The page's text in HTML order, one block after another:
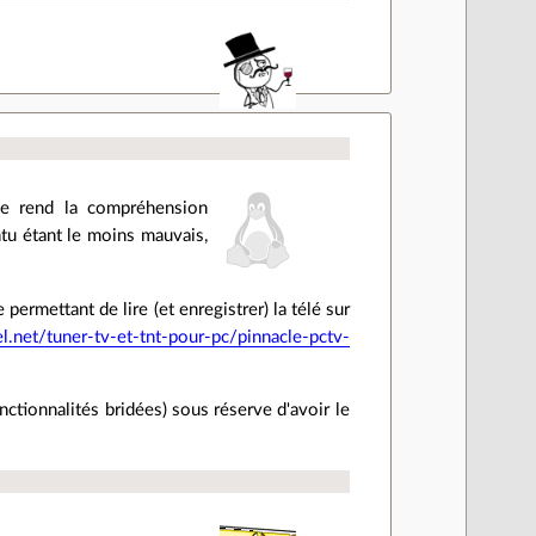
rend la compréhension
étant le moins mauvais,
permettant de lire (et enregistrer) la télé sur
tuner-tv-et-tnt-pour-pc/pinnacle-pctv-
bridées) sous réserve d'avoir le